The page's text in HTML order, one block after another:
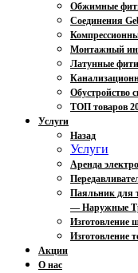
Обжимные
Соединения
Монтажный
Латунные
Обустройство
ТОП товаров
Услуги
Назад
Услуги
Аренда
Паяльник для
— Наружные
Изготовление
Изготовление
Акции
О нас